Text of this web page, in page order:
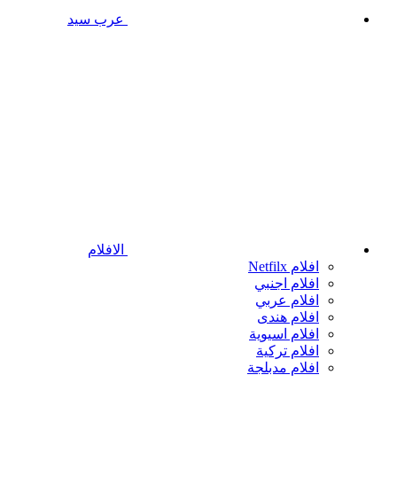
عرب سيد
الافلام
افلام Netfilx
افلام اجنبي
افلام عربي
افلام هندى
افلام اسيوية
افلام تركية
افلام مدبلجة